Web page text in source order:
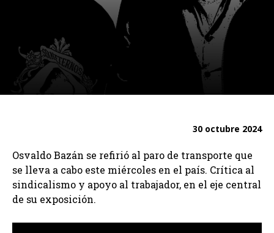
30 octubre 2024
Osvaldo Bazán se refirió al paro de transporte que
se lleva a cabo este miércoles en el país. Crítica al
sindicalismo y apoyo al trabajador, en el eje central
de su exposición.